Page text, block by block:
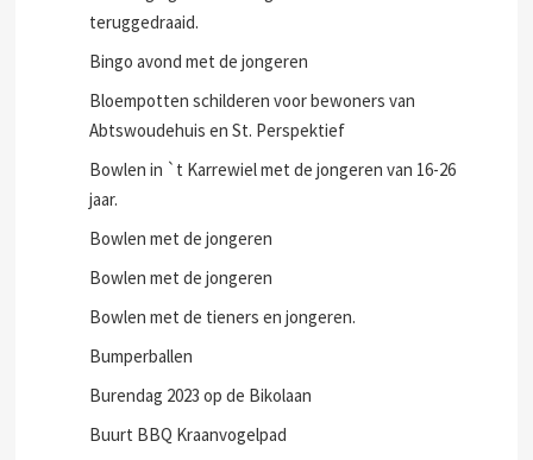
teruggedraaid.
Bingo avond met de jongeren
Bloempotten schilderen voor bewoners van
Abtswoudehuis en St. Perspektief
Bowlen in `t Karrewiel met de jongeren van 16-26
jaar.
Bowlen met de jongeren
Bowlen met de jongeren
Bowlen met de tieners en jongeren.
Bumperballen
Burendag 2023 op de Bikolaan
Buurt BBQ Kraanvogelpad